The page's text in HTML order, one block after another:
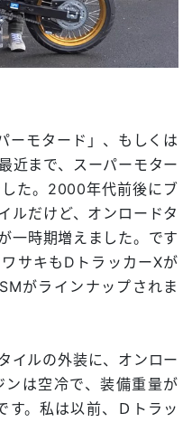
ーモタード」、もしくは
近まで、スーパーモター
た。2000年代前後にブ
ルだけど、オンロードタ
一時期増えました。です
サキもDトラッカーXが
がラインナップされま
イルの外装に、オンロー
ンは空冷で、装備重量が
。私は以前、Ｄトラッ